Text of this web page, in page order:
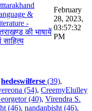
&
-
की भाषायें
साहित्य
February
28, 2023,
03:57:32
PM
hedeswilferse (39),
(54), CreemyElulley
(40), Virendra S.
(46), nandanbisht (46),